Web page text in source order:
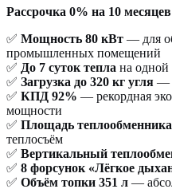
Рассрочка 0% на 10 месяцев
✅ Мощность 80 кВт — для
промышленных помещений
✅ До 7 суток тепла на одной
✅ Загрузка до 320 кг угля —
✅ КПД 92% — рекордная
мощности
✅ Площадь
теплосъём
✅ Вертикальный
✅ 8 форсунок «Лёгкое
✅ Объём топки 351 л —